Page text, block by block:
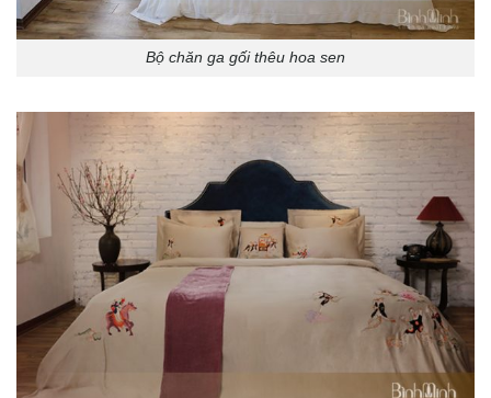
Bộ chăn ga gối thêu hoa sen